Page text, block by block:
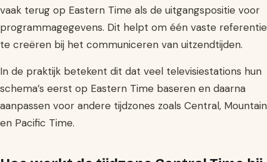
vaak terug op Eastern Time als de uitgangspositie voor
programmagegevens. Dit helpt om één vaste referentie
te creëren bij het communiceren van uitzendtijden.
In de praktijk betekent dit dat veel televisiestations hun
schema’s eerst op Eastern Time baseren en daarna
aanpassen voor andere tijdzones zoals Central, Mountain
en Pacific Time.